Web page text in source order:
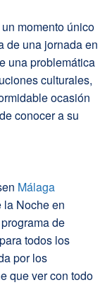
momento único
de una jornada en
una problemática
culturales,
ocasión
conocer a su
Málaga
la Noche en
de
todos los
por los
que ver con todo